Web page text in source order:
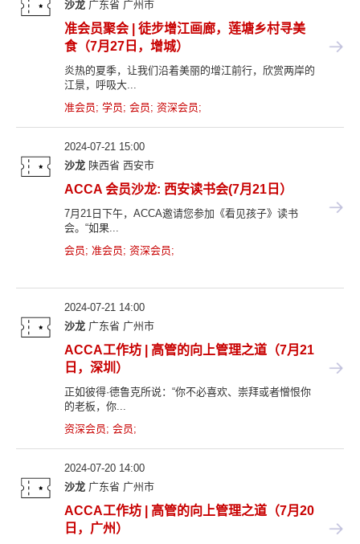
沙龙 广东省 广州市
准会员聚会 | 徒步增江画廊，莲塘乡村寻美
食（7月27日，增城）
炎热的夏季，让我们沿着美丽的增江前行，欣赏两岸的
江景，呼吸大...
准会员; 学员; 会员; 资深会员;
2024-07-21 15:00
沙龙 陕西省 西安市
ACCA 会员沙龙: 西安读书会(7月21日）
7月21日下午，ACCA邀请您参加《看见孩子》读书
会。“如果...
会员; 准会员; 资深会员;
2024-07-21 14:00
沙龙 广东省 广州市
ACCA工作坊 | 高管的向上管理之道（7月21
日，深圳）
正如彼得·德鲁克所说：“你不必喜欢、崇拜或者憎恨你
的老板，你...
资深会员; 会员;
2024-07-20 14:00
沙龙 广东省 广州市
ACCA工作坊 | 高管的向上管理之道（7月20
日，广州）